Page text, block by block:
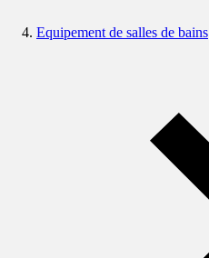
Equipement de salles de bains